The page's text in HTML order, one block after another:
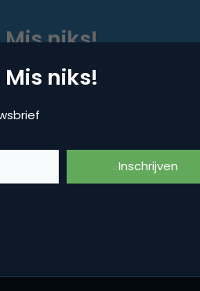
niks!
niks!